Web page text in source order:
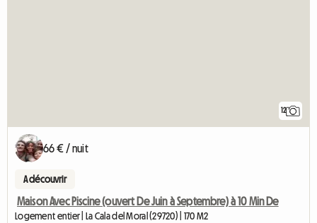
12
66 € / nuit
A découvrir
Maison Avec Piscine (ouvert De Juin à Septembre) à 10 Min De
Logement entier | La Cala del Moral (29720) | 170 M2